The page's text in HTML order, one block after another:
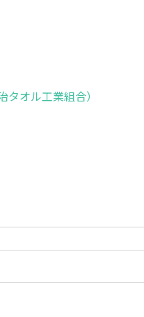
オル工業組合）